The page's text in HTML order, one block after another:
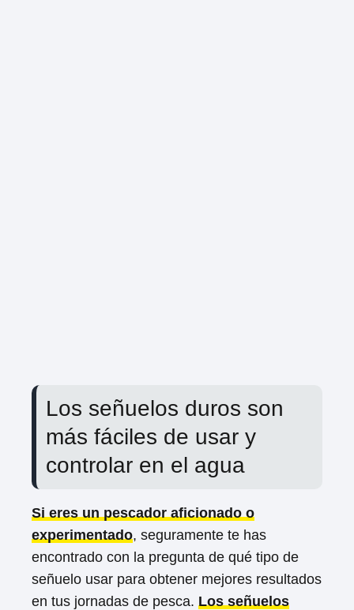
Los señuelos duros son
más fáciles de usar y
controlar en el agua
Si eres un pescador aficionado o
experimentado, seguramente te has
encontrado con la pregunta de qué tipo de
señuelo usar para obtener mejores resultados
en tus jornadas de pesca. Los señuelos